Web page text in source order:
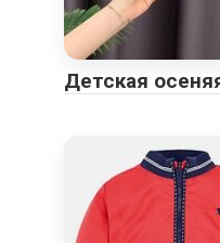
Детская